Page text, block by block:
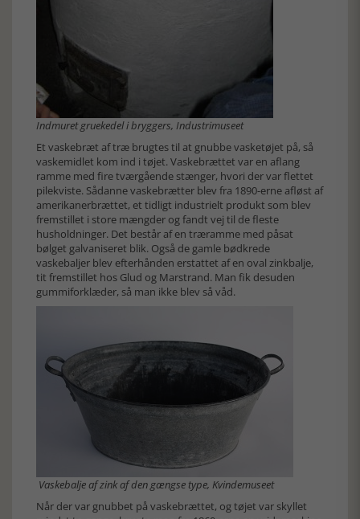
Indmuret gruekedel i bryggers, Industrimuseet
Et vaskebræt af træ brugtes til at gnubbe vasketøjet på, så
vaskemidlet kom ind i tøjet. Vaskebrættet var en aflang
ramme med fire tværgående stænger, hvori der var flettet
pilekviste. Sådanne vaskebrætter blev fra 1890-erne afløst af
amerikanerbrættet, et tidligt industrielt produkt som blev
fremstillet i store mængder og fandt vej til de fleste
husholdninger. Det består af en træramme med påsat
bølget galvaniseret blik. Også de gamle bødkrede
vaskebaljer blev efterhånden erstattet af en oval zinkbalje,
tit fremstillet hos Glud og Marstrand. Man fik desuden
gummiforklæder, så man ikke blev så våd.
Vaskebalje af zink af den gængse type, Kvindemuseet
Når der var gnubbet på vaskebrættet, og tøjet var skyllet